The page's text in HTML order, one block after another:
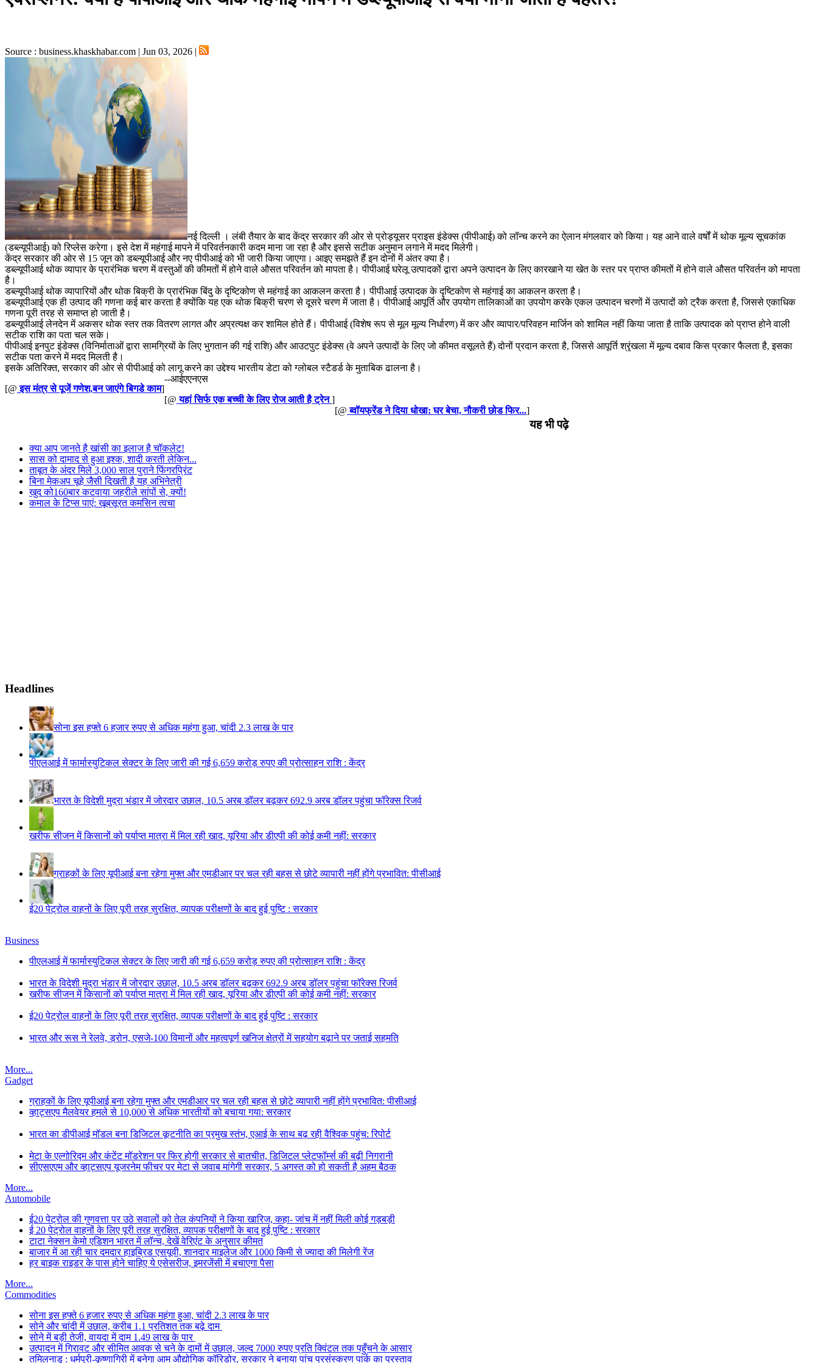
Source : business.khaskhabar.com | Jun 03, 2026 |
नई दिल्ली । लंबी तैयार के बाद केंद्र सरकार की ओर से प्रोड्यूसर प्राइस इंडेक्स (पीपीआई) को लॉन्च करने का ऐलान मंगलवार को किया। यह आने वाले वर्षों में थोक मूल्य सूचकांक
(डब्ल्यूपीआई) को रिप्लेस करेगा। इसे देश में महंगाई मापने में परिवर्तनकारी कदम माना जा रहा है और इससे सटीक अनुमान लगाने में मदद मिलेगी।
केंद्र सरकार की ओर से 15 जून को डब्ल्यूपीआई और नए पीपीआई को भी जारी किया जाएगा। आइए समझते हैं इन दोनों में अंतर क्या है।
डब्ल्यूपीआई थोक व्यापार के प्रारंभिक चरण में वस्तुओं की कीमतों में होने वाले औसत परिवर्तन को मापता है। पीपीआई घरेलू उत्पादकों द्वारा अपने उत्पादन के लिए कारखाने या खेत के स्तर पर प्राप्त कीमतों में होने वाले औसत परिवर्तन को मापता
है।
डब्ल्यूपीआई थोक व्यापारियों और थोक बिक्री के प्रारंभिक बिंदु के दृष्टिकोण से महंगाई का आकलन करता है। पीपीआई उत्पादक के दृष्टिकोण से महंगाई का आकलन करता है।
डब्ल्यूपीआई एक ही उत्पाद की गणना कई बार करता है क्योंकि यह एक थोक बिक्री चरण से दूसरे चरण में जाता है। पीपीआई आपूर्ति और उपयोग तालिकाओं का उपयोग करके एकल उत्पादन चरणों में उत्पादों को ट्रैक करता है, जिससे एकाधिक
गणना पूरी तरह से समाप्त हो जाती है।
डब्ल्यूपीआई लेनदेन में अकसर थोक स्तर तक वितरण लागत और अप्रत्यक्ष कर शामिल होते हैं। पीपीआई (विशेष रूप से मूल मूल्य निर्धारण) में कर और व्यापार/परिवहन मार्जिन को शामिल नहीं किया जाता है ताकि उत्पादक को प्राप्त होने वाली
सटीक राशि का पता चल सके।
पीपीआई इनपुट इंडेक्स (विनिर्माताओं द्वारा सामग्रियों के लिए भुगतान की गई राशि) और आउटपुट इंडेक्स (वे अपने उत्पादों के लिए जो कीमत वसूलते हैं) दोनों प्रदान करता है, जिससे आपूर्ति श्रृंखला में मूल्य दबाव किस प्रकार फैलता है, इसका
सटीक पता करने में मदद मिलती है।
इसके अतिरिक्त, सरकार की ओर से पीपीआई को लागू करने का उद्देश्य भारतीय डेटा को ग्लोबल स्टैडर्ड के मुताबिक ढालना है।
--आईएएनएस
[@ इस मंत्र से पूजें गणेश,बन जाएंगे बिगडे काम]
[@ यहां सिर्फ एक बच्ची के लिए रोज आती है ट्रेन]
[@ ब्वॉयफ्रेंड ने दिया धोखा: घर बेचा, नौकरी छोड फिर...]
यह भी पढ़े
क्या आप जानते है खांसी का इलाज है चॉकलेट!
सास को दामाद से हुआ इश्क, शादी करती लेकिन...
ताबूत के अंदर मिले 3,000 साल पुराने फिंगरप्रिंट
बिना मेकअप चूहे जैसी दिखती है यह अभिनेत्री
खुद को160बार कटवाया जहरीले सांपों से, क्यों!
कमाल के टिप्स पाएं: खूबसूरत कमसिन त्वचा
Headlines
सोना इस हफ्ते 6 हजार रुपए से अधिक महंगा हुआ, चांदी 2.3 लाख के पार
पीएलआई में फार्मास्युटिकल सेक्टर के लिए जारी की गई 6,659 करोड़ रुपए की प्रोत्साहन राशि : केंद्र
भारत के विदेशी मुद्रा भंडार में जोरदार उछाल, 10.5 अरब डॉलर बढ़कर 692.9 अरब डॉलर पहुंचा फॉरेक्स रिजर्व
खरीफ सीजन में किसानों को पर्याप्त मात्रा में मिल रही खाद, यूरिया और डीएपी की कोई कमी नहीं: सरकार
ग्राहकों के लिए यूपीआई बना रहेगा मुफ्त और एमडीआर पर चल रही बहस से छोटे व्यापारी नहीं होंगे प्रभावित: पीसीआई
ई20 पेट्रोल वाहनों के लिए पूरी तरह सुरक्षित, व्यापक परीक्षणों के बाद हुई पुष्टि : सरकार
Business
पीएलआई में फार्मास्युटिकल सेक्टर के लिए जारी की गई 6,659 करोड़ रुपए की प्रोत्साहन राशि : केंद्र
भारत के विदेशी मुद्रा भंडार में जोरदार उछाल, 10.5 अरब डॉलर बढ़कर 692.9 अरब डॉलर पहुंचा फॉरेक्स रिजर्व
खरीफ सीजन में किसानों को पर्याप्त मात्रा में मिल रही खाद, यूरिया और डीएपी की कोई कमी नहीं: सरकार
ई20 पेट्रोल वाहनों के लिए पूरी तरह सुरक्षित, व्यापक परीक्षणों के बाद हुई पुष्टि : सरकार
भारत और रूस ने रेलवे, ड्रोन, एसजे-100 विमानों और महत्वपूर्ण खनिज क्षेत्रों में सहयोग बढ़ाने पर जताई सहमति
More...
Gadget
ग्राहकों के लिए यूपीआई बना रहेगा मुफ्त और एमडीआर पर चल रही बहस से छोटे व्यापारी नहीं होंगे प्रभावित: पीसीआई
व्हाट्सएप मैलवेयर हमले से 10,000 से अधिक भारतीयों को बचाया गया: सरकार
भारत का डीपीआई मॉडल बना डिजिटल कूटनीति का प्रमुख स्तंभ, एआई के साथ बढ़ रही वैश्विक पहुंच: रिपोर्ट
मेटा के एल्गोरिद्म और कंटेंट मॉडरेशन पर फिर होगी सरकार से बातचीत, डिजिटल प्लेटफॉर्म्स की बढ़ी निगरानी
सीएसएएम और व्हाट्सएप यूजरनेम फीचर पर मेटा से जवाब मांगेगी सरकार, 5 अगस्त को हो सकती है अहम बैठक
More...
Automobile
ई20 पेट्रोल की गुणवत्ता पर उठे सवालों को तेल कंपनियों ने किया खारिज, कहा- जांच में नहीं मिली कोई गड़बड़ी
ई 20 पेट्रोल वाहनों के लिए पूरी तरह सुरक्षित, व्यापक परीक्षणों के बाद हुई पुष्टि : सरकार
टाटा नेक्सन केमो एडिशन भारत में लॉन्च, देखें वेरिएंट के अनुसार कीमत
बाजार में आ रही चार दमदार हाइब्रिड एसयूवी, शानदार माइलेज और 1000 किमी से ज्यादा की मिलेगी रेंज
हर बाइक राइडर के पास होने चाहिए ये एसेसरीज, इमरजेंसी में बचाएगा पैसा
More...
Commodities
सोना इस हफ्ते 6 हजार रुपए से अधिक महंगा हुआ, चांदी 2.3 लाख के पार
सोने और चांदी में उछाल, करीब 1.1 प्रतिशत तक बढ़े दाम
सोने में बड़ी तेजी, वायदा में दाम 1.49 लाख के पार
उत्पादन में गिरावट और सीमित आवक से चने के दामों में उछाल, जल्द 7000 रुपए प्रति क्विंटल तक पहुँचने के आसार
तमिलनाडु : धर्मपुरी-कृष्णागिरी में बनेगा आम औद्योगिक कॉरिडोर, सरकार ने बनाया पांच प्रसंस्करण पार्क का प्रस्ताव